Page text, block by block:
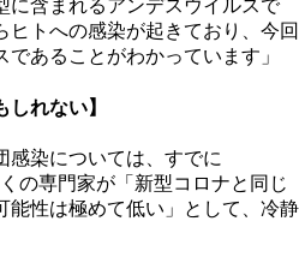
に含まれるアンデスウイルスで
ヒトへの感染が起きており、今回
あることがわかっています」
しれない】
感染については、すでに
の専門家が「新型コロナと同じ
能性は極めて低い」として、冷静